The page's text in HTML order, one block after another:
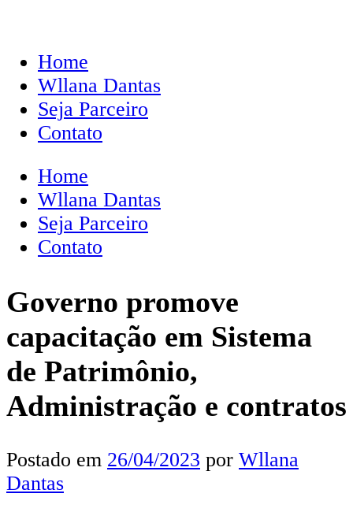
Home
Wllana Dantas
Seja Parceiro
Contato
Home
Wllana Dantas
Seja Parceiro
Contato
Governo promove
capacitação em Sistema
de Patrimônio,
Administração e contratos
Postado em 26/04/2023 por Wllana
Dantas